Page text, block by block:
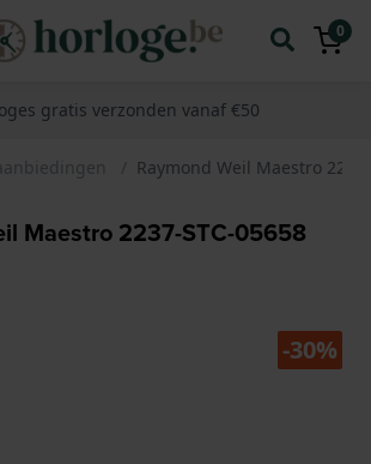
0
gratis verzonden vanaf €50
Raymond Weil Maestro
Maestro 2237-STC-05658
-30%